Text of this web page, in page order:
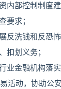
内部控制制度建
要求；
反洗钱和反恐怖
扣划义务；
业金融机构落实
活动，协助